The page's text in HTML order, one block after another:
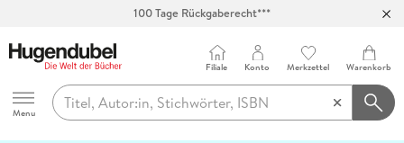
100 Tage Rückgaberecht***
Hugendubel
Menu
Filiale Konto Merkzettel Warenkorb